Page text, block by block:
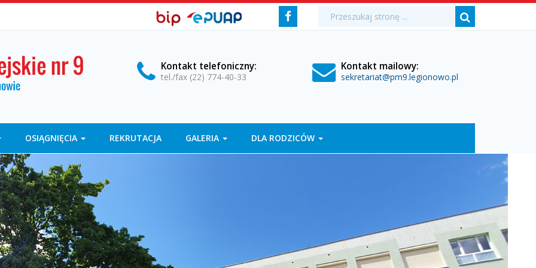
ePUAP
Biuletyn
Informacji
EPUAP
Media
społecznościowe
FacebookWyszukiwarka
Formularz
wyszukiwania
Wyszukiwana
fraza:
Szukaj
Kontakt telefoniczny:
tel./fax (22) 774-40-33
Kontakt mailowy:
sekretariat@pm9.legionowo.pl
OSIĄGNIĘCIA REKRUTACJA GALERIA DLA RODZICÓW